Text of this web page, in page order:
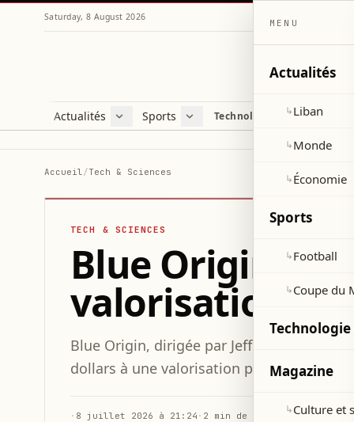
Saturday, 8 August 2026
Actualités
Liban
Sports
Football
Technologie et sciences
Accueil/Tech & Sciences
TECH & SCIENCES
Blue Origin
valorisation de
Blue Origin, dirigée par Jeff Bezos,
dollars à une valorisation pré-money de
· 8 juillet 2026 à 21:24 · 2 min de lecture
MENU
Actualités
↳Liban
↳Monde
↳Économie
Sports
↳Football
↳Coupe du
Technologie
Magazine
↳Culture et